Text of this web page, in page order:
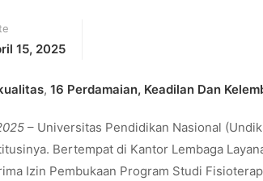
15, 2025
, 16 Perdamaian, Keadilan Dan
– Universitas Pendidikan Nasional
Bertempat di Kantor Lembaga
Izin Pembukaan Program Studi